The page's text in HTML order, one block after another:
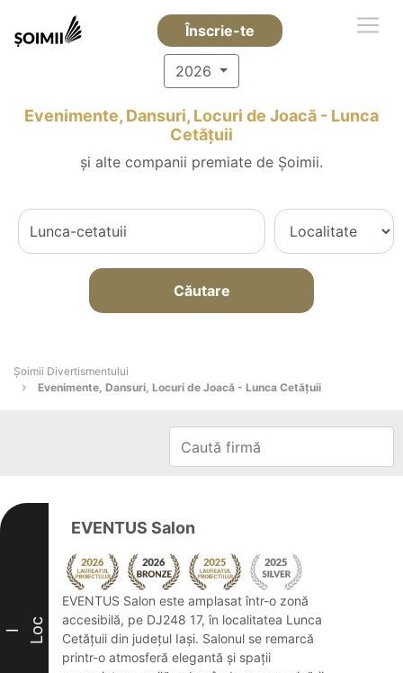
Înscrie-te
2026
Evenimente, Dansuri, Locuri de Joacă - Lunca
Cetăţuii
și alte companii premiate de Șoimii.
Căutare
Şoimii Divertismentului
Evenimente, Dansuri, Locuri de Joacă - Lunca Cetăţuii
I Loc
EVENTUS Salon
EVENTUS Salon este amplasat într-o zonă
accesibilă, pe DJ248 17, în localitatea Lunca
Cetățuii din județul Iași. Salonul se remarcă
printr-o atmosferă elegantă și spații